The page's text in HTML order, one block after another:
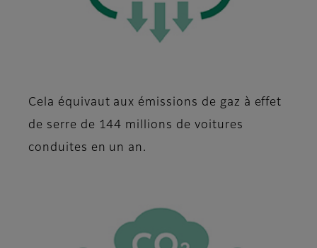
Cela équivaut aux émissions de gaz à effet
de serre de 144 millions de voitures
conduites en un an.